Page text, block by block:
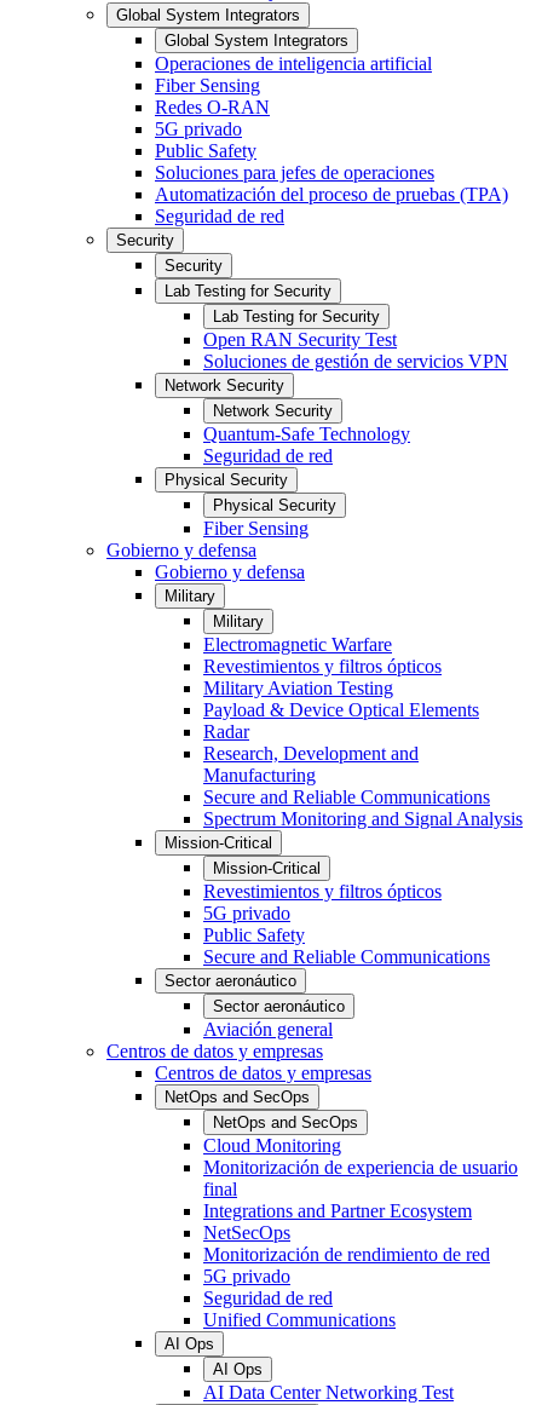
Global System Integrators
Global System Integrators
Operaciones de inteligencia artificial
Fiber Sensing
Redes O-RAN
5G privado
Public Safety
Soluciones para jefes de operaciones
Automatización del proceso de pruebas (TPA)
Seguridad de red
Security
Security
Lab Testing for Security
Lab Testing for Security
Open RAN Security Test
Soluciones de gestión de servicios VPN
Network Security
Network Security
Quantum-Safe Technology
Seguridad de red
Physical Security
Physical Security
Fiber Sensing
Gobierno y defensa
Gobierno y defensa
Military
Military
Electromagnetic Warfare
Revestimientos y filtros ópticos
Military Aviation Testing
Payload & Device Optical Elements
Radar
Research, Development and
Manufacturing
Secure and Reliable Communications
Spectrum Monitoring and Signal Analysis
Mission-Critical
Mission-Critical
Revestimientos y filtros ópticos
5G privado
Public Safety
Secure and Reliable Communications
Sector aeronáutico
Sector aeronáutico
Aviación general
Centros de datos y empresas
Centros de datos y empresas
NetOps and SecOps
NetOps and SecOps
Cloud Monitoring
Monitorización de experiencia de usuario
final
Integrations and Partner Ecosystem
NetSecOps
Monitorización de rendimiento de red
5G privado
Seguridad de red
Unified Communications
AI Ops
AI Ops
AI Data Center Networking Test